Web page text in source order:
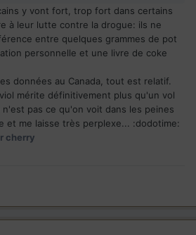
y vont fort, trop fort dans certains
à leur lutte contre la drogue: ils ne
entre quelques grammes de pot
personnelle et une livre de coke
données au Canada, tout est relatif.
mérite définitivement plus qu'un vol
pas ce qu'on voit dans les peines
et me laisse très perplexe... :dodotime:
cherry